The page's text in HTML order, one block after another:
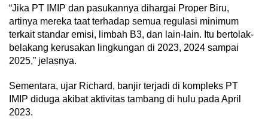
“Jika PT IMIP dan pasukannya dihargai Proper Biru,
artinya mereka taat terhadap semua regulasi minimum
terkait standar emisi, limbah B3, dan lain-lain. Itu bertolak-
belakang kerusakan lingkungan di 2023, 2024 sampai
2025,” jelasnya.
Sementara, ujar Richard, banjir terjadi di kompleks PT
IMIP diduga akibat aktivitas tambang di hulu pada April
2023.